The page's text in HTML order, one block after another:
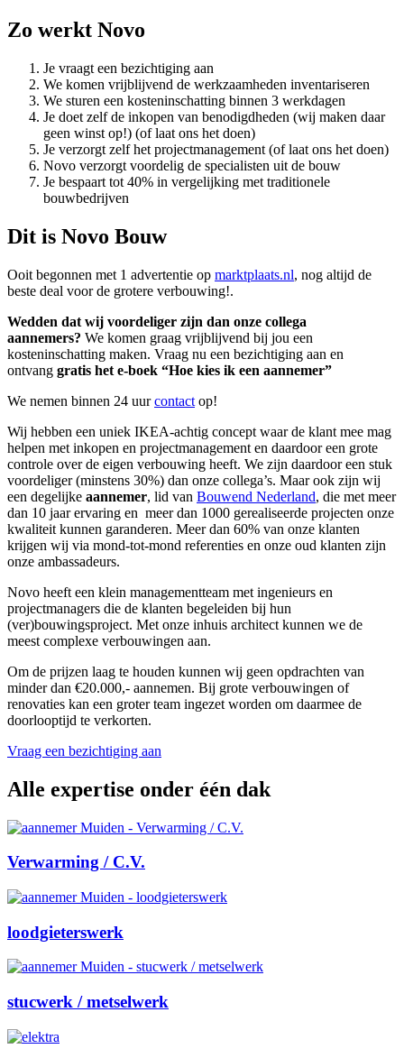
Zo werkt Novo
Je vraagt een bezichtiging aan
We komen vrijblijvend de werkzaamheden inventariseren
We sturen een kosteninschatting binnen 3 werkdagen
Je doet zelf de inkopen van benodigdheden (wij maken daar
geen winst op!) (of laat ons het doen)
Je verzorgt zelf het projectmanagement (of laat ons het doen)
Novo verzorgt voordelig de specialisten uit de bouw
Je bespaart tot 40% in vergelijking met traditionele
bouwbedrijven
Dit is Novo Bouw
Ooit begonnen met 1 advertentie op marktplaats.nl, nog altijd de
beste deal voor de grotere verbouwing!.
Wedden dat wij voordeliger zijn dan onze collega
aannemers? We komen graag vrijblijvend bij jou een
kosteninschatting maken. Vraag nu een bezichtiging aan en
ontvang gratis het e-boek “Hoe kies ik een aannemer”
We nemen binnen 24 uurcontact op!
Wij hebben een uniek IKEA-achtig concept waar de klant mee mag
helpen met inkopen en projectmanagement en daardoor een grote
controle over de eigen verbouwing heeft. We zijn daardoor een stuk
voordeliger (minstens 30%) dan onze collega’s. Maar ook zijn wij
een degelijke aannemer, lid van Bouwend Nederland, die met meer
dan 10 jaar ervaring en meer dan 1000 gerealiseerde projecten onze
kwaliteit kunnen garanderen. Meer dan 60% van onze klanten
krijgen wij via mond-tot-mond referenties en onze oud klanten zijn
onze ambassadeurs.
Novo heeft een klein managementteam met ingenieurs en
projectmanagers die de klanten begeleiden bij hun
(ver)bouwingsproject. Met onze inhuis architect kunnen we de
meest complexe verbouwingen aan.
Om de prijzen laag te houden kunnen wij geen opdrachten van
minder dan €20.000,- aannemen. Bij grote verbouwingen of
renovaties kan een groter team ingezet worden om daarmee de
doorlooptijd te verkorten.
Vraag een bezichtiging aan
Alle expertise onder één dak
Verwarming / C.V.
loodgieterswerk
stucwerk / metselwerk